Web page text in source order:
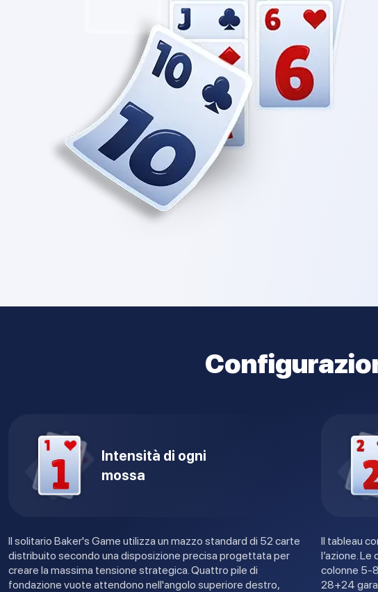
Intensità di ogni
mossa
Il solitario Baker's Game utilizza un mazzo standard di 52 carte
distribuito secondo una disposizione precisa progettata per
creare la massima tensione strategica. Quattro pile di
fondazione vuote attendono nell'angolo superiore destro,
Il tableau
l’azione.
colonne 5-
28+24